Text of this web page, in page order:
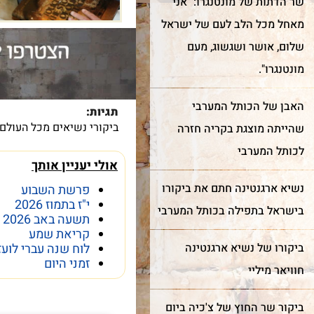
מאחל מכל הלב לעם של ישראל
שלום, אושר ושגשוג, מעם
מונטנגרו".
האבן של הכותל המערבי
שהייתה מוצגת בקריה חזרה
לכותל המערבי
נשיא ארגנטינה חתם את ביקורו
בישראל בתפילה בכותל המערבי
ביקורו של נשיא ארגנטינה
חוויאר מיליי
ביקור שר החוץ של צ'כיה ביום
תגיות:
ביקורי נשיאים מכל
אולי יעניין אותך
פרשת השבוע
י"ז בתמוז 2026
תשעה באב 2026
קריאת שמע
לוח שנה עברי
זמני היום
מצווה
למורשת הכותל המערבי
אתכם לחגוג בר מצווה
בטקס מרגש ובאווירה
של אחדות וקדושה.
חדש!מייצג
שער השמיים
מה מביא אנשים ונשים מכל
קצוות תבל להתרפק על
האבנים העתיקות?